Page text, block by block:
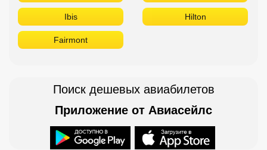
Ibis Hilton
Fairmont
Поиск дешевых авиабилетов
Приложение от Авиасейлс